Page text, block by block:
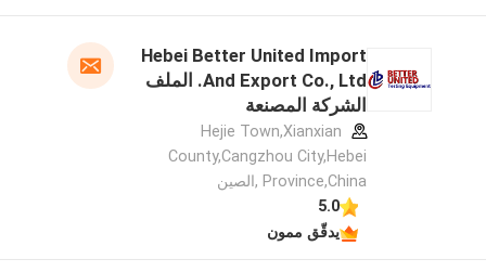
Hebei Better United Import
And Export Co., Ltd. الملف
الشركة المصنعة
Hejie Town,Xianxian
County,Cangzhou City,Hebei
Province,China ,الصين
5.0
يدقّق ممون